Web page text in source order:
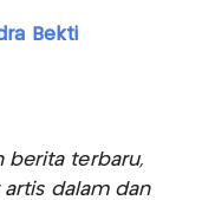
Bekti
berita terbaru,
artis dalam dan